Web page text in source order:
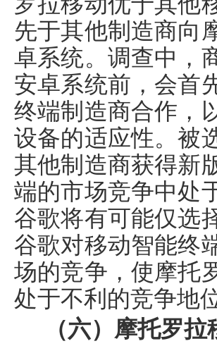
先于其他制造商向
卓系统。调查中，
安卓系统前，会首
终端制造商合作，
设备的适应性。被
其他制造商获得新
端的市场竞争中处
谷歌将有可能仅选
谷歌对移动智能终
场的竞争，使摩托
处于不利的竞争地位
（六）摩托罗